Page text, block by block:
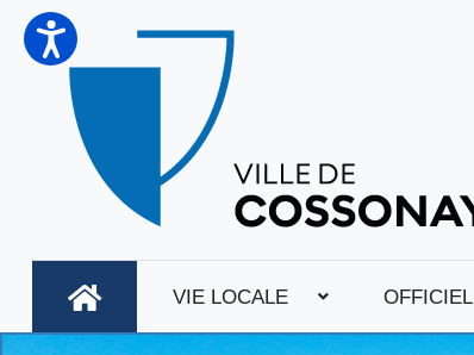
VIE LOCALE OFFICIEL